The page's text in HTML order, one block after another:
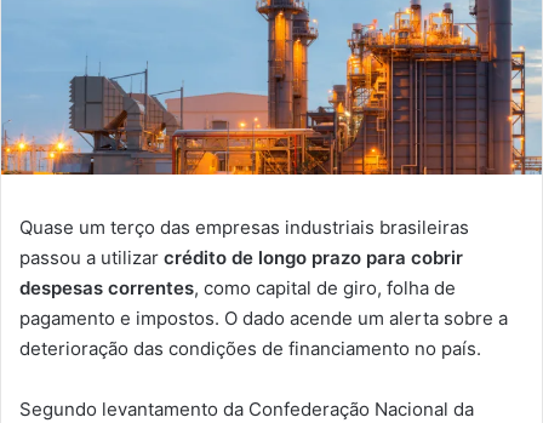
Quase um terço das empresas industriais brasileiras
passou a utilizar crédito de longo prazo para cobrir
despesas correntes, como capital de giro, folha de
pagamento e impostos. O dado acende um alerta sobre a
deterioração das condições de financiamento no país.
Segundo levantamento da Confederação Nacional da